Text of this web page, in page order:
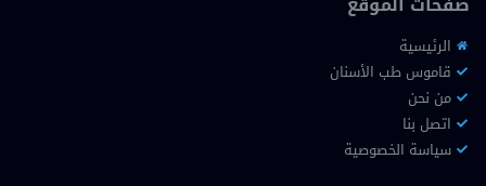
الرئيسية
قاموس طب الأسنان
من نحن
اتصل بنا
سياسة الخصوصية